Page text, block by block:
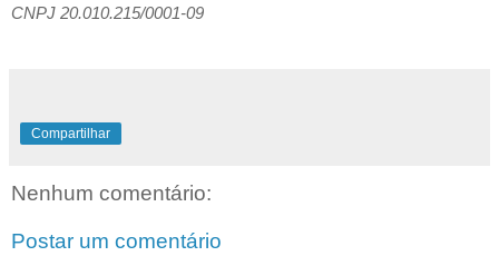
CNPJ 20.010.215/0001-09
Compartilhar
Nenhum comentário:
Postar um comentário